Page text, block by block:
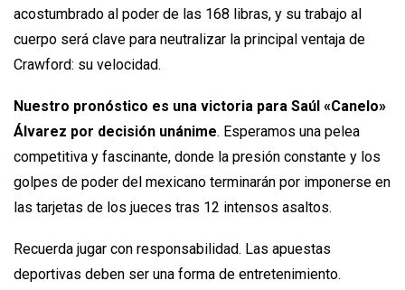
acostumbrado al poder de las 168 libras, y su trabajo al
cuerpo será clave para neutralizar la principal ventaja de
Crawford: su velocidad.
Nuestro pronóstico es una victoria para Saúl «Canelo»
Álvarez por decisión unánime. Esperamos una pelea
competitiva y fascinante, donde la presión constante y los
golpes de poder del mexicano terminarán por imponerse en
las tarjetas de los jueces tras 12 intensos asaltos.
Recuerda jugar con responsabilidad. Las apuestas
deportivas deben ser una forma de entretenimiento.